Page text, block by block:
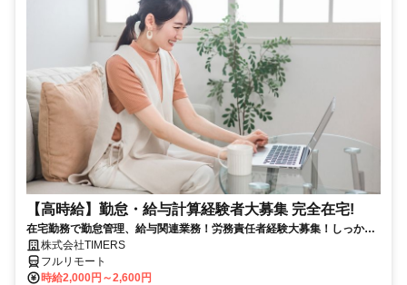
【高時給】勤怠・給与計算経験者大募集 完全在宅!
在宅勤務で勤怠管理、給与関連業務！労務責任者経験大募集！しっかり
稼ぎたい方、注目！
株式会社TIMERS
フルリモート
時給2,000円～2,600円